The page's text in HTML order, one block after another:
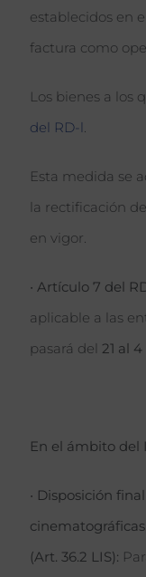
establecidos en
factura como
Los bienes a los
del RD-l
Esta medida se
la rectificación
en vigor.
• Artículo 7 del
aplicable a las
pasará del 21 al
En el ámbito del
• Disposición
(Art. 36.2 LIS):